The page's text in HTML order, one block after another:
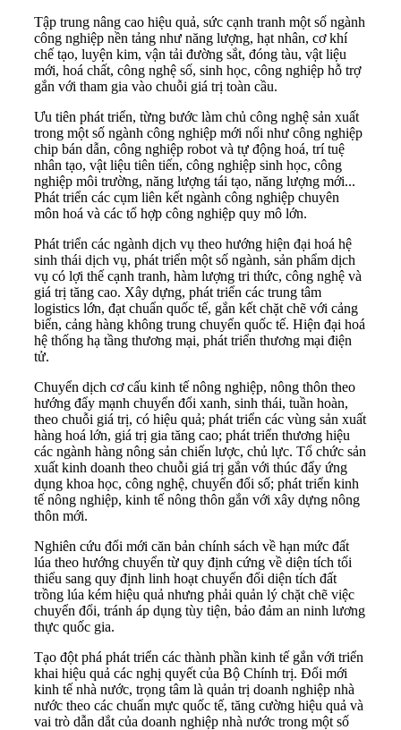
Tập trung nâng cao hiệu quả, sức cạnh tranh một số ngành
công nghiệp nền tảng như năng lượng, hạt nhân, cơ khí
chế tạo, luyện kim, vận tải đường sắt, đóng tàu, vật liệu
mới, hoá chất, công nghệ số, sinh học, công nghiệp hỗ trợ
gắn với tham gia vào chuỗi giá trị toàn cầu.
Ưu tiên phát triển, từng bước làm chủ công nghệ sản xuất
trong một số ngành công nghiệp mới nổi như công nghiệp
chip bán dẫn, công nghiệp robot và tự động hoá, trí tuệ
nhân tạo, vật liệu tiên tiến, công nghiệp sinh học, công
nghiệp môi trường, năng lượng tái tạo, năng lượng mới...
Phát triển các cụm liên kết ngành công nghiệp chuyên
môn hoá và các tổ hợp công nghiệp quy mô lớn.
Phát triển các ngành dịch vụ theo hướng hiện đại hoá hệ
sinh thái dịch vụ, phát triển một số ngành, sản phẩm dịch
vụ có lợi thế cạnh tranh, hàm lượng tri thức, công nghệ và
giá trị tăng cao. Xây dựng, phát triển các trung tâm
logistics lớn, đạt chuẩn quốc tế, gắn kết chặt chẽ với cảng
biển, cảng hàng không trung chuyển quốc tế. Hiện đại hoá
hệ thống hạ tầng thương mại, phát triển thương mại điện
tử.
Chuyển dịch cơ cấu kinh tế nông nghiệp, nông thôn theo
hướng đẩy mạnh chuyển đổi xanh, sinh thái, tuần hoàn,
theo chuỗi giá trị, có hiệu quả; phát triển các vùng sản xuất
hàng hoá lớn, giá trị gia tăng cao; phát triển thương hiệu
các ngành hàng nông sản chiến lược, chủ lực. Tổ chức sản
xuất kinh doanh theo chuỗi giá trị gắn với thúc đẩy ứng
dụng khoa học, công nghệ, chuyển đổi số; phát triển kinh
tế nông nghiệp, kinh tế nông thôn gắn với xây dựng nông
thôn mới.
Nghiên cứu đổi mới căn bản chính sách về hạn mức đất
lúa theo hướng chuyển từ quy định cứng về diện tích tối
thiểu sang quy định linh hoạt chuyển đổi diện tích đất
trồng lúa kém hiệu quả nhưng phải quản lý chặt chẽ việc
chuyển đổi, tránh áp dụng tùy tiện, bảo đảm an ninh lương
thực quốc gia.
Tạo đột phá phát triển các thành phần kinh tế gắn với triển
khai hiệu quả các nghị quyết của Bộ Chính trị. Đổi mới
kinh tế nhà nước, trọng tâm là quản trị doanh nghiệp nhà
nước theo các chuẩn mực quốc tế, tăng cường hiệu quả và
vai trò dẫn dắt của doanh nghiệp nhà nước trong một số